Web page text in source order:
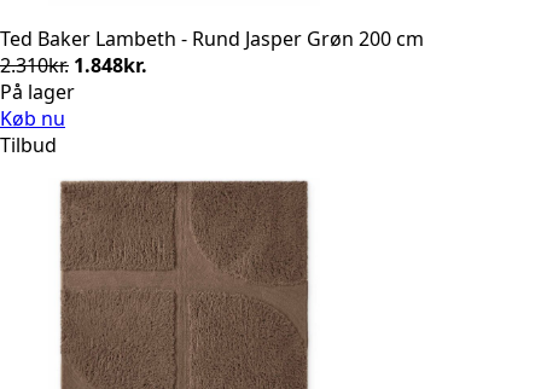
Ted Baker Lambeth - Rund Jasper Grøn 200 cm
2.310kr. Den
oprindelige
1.848kr.
På lager
Køb nu
Tilbud